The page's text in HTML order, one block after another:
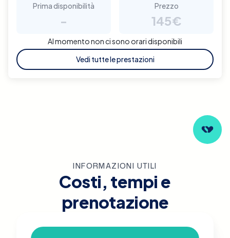
Prima disponibilità
-
Prezzo
145€
Al momento non ci sono orari disponibili
Vedi tutte le prestazioni
INFORMAZIONI UTILI
Costi, tempi e
prenotazione